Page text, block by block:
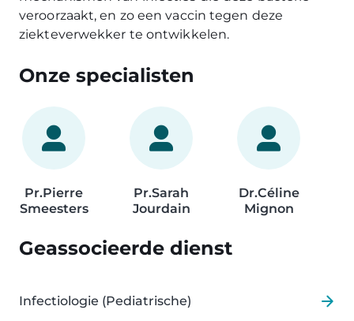
veroorzaakt, en zo een vaccin tegen deze
ziekteverwekker te ontwikkelen.
Onze specialisten
Pr.Pierre
Smeesters
Pr.Sarah
Jourdain
Dr.Céline
Mignon
Geassocieerde dienst
Infectiologie (Pediatrische)